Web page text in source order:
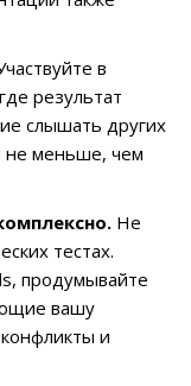
в
результат
слышать других
не меньше, чем
Не
тестах.
продумывайте
вашу
и